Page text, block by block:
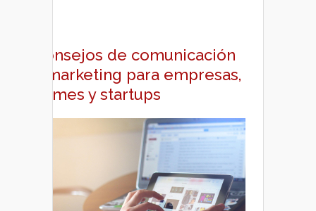
Consejos de comunicación
y marketing para empresas,
pymes y startups